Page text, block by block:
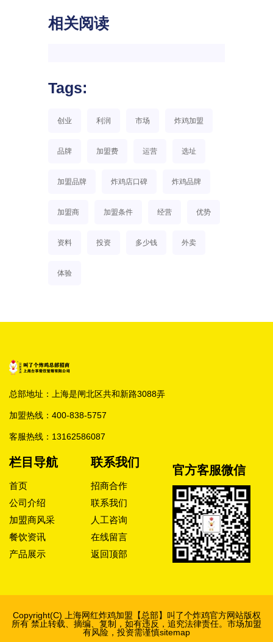
相关阅读
Tags:
创业 利润 市场 炸鸡加盟
品牌 加盟费 运营 选址
加盟品牌 炸鸡店口碑 炸鸡品牌
加盟商 加盟条件 经营 优势
资料 投资 多少钱 外卖
体验
总部地址：上海是闸北区共和新路3088弄
加盟热线： 400-838-5757
客服热线： 13162586087
栏目导航
首页
公司介绍
加盟商风采
餐饮资讯
产品展示
联系我们
招商合作
联系我们
人工咨询
在线留言
返回顶部
官方客服微信
Copyright(C) 上海网红炸鸡加盟【总部】 叫了个炸鸡官方网站版权
所有 禁止转载、摘编、复制，如有违反，追究法律责任。市场加盟
有风险，投资需谨慎sitemap